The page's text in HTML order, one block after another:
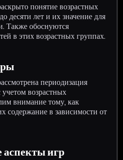
понятие возрастных
десяти лет и их значение для
Также обоснуются
в этих возрастных группах.
периодизация
возрастных
внимание тому, как
содержание в зависимости от
аспекты игр